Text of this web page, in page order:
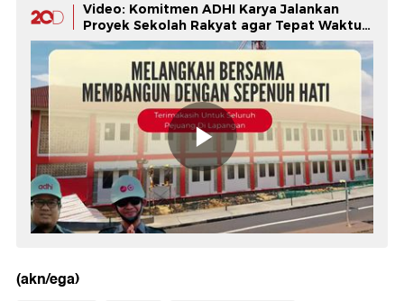
Video: Komitmen ADHI Karya Jalankan
Proyek Sekolah Rakyat agar Tepat Waktu-
Mutu
(akn/ega)